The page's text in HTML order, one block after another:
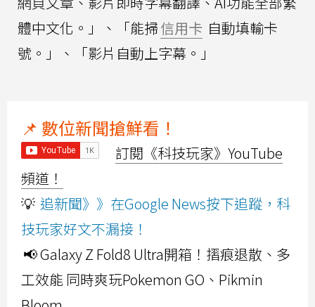
體中文化。」、「能掃信用卡 自動填輸卡
號。」、「影片自動上字幕。」
📌 數位新聞搶鮮看！
訂閱《科技玩家》YouTube
頻道！
💡 追新聞》》在Google News按下追蹤，科
技玩家好文不漏接！
📢 Galaxy Z Fold8 Ultra開箱！摺痕退散、多
工效能 同時爽玩Pokemon GO、Pikmin